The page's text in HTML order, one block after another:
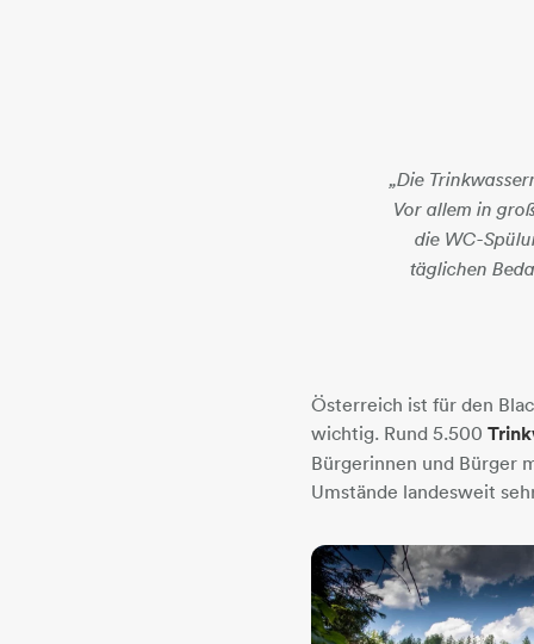
„Die
Vor allem in
die WC-
täglichen
Österreich ist für den
wichtig. Rund 5.500
Bürgerinnen und Bürger
Umstände landesweit